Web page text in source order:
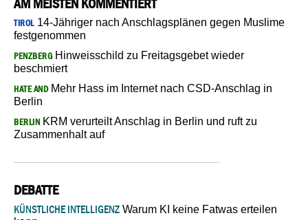
AM MEISTEN KOMMENTIERT
TIROL14-Jähriger nach Anschlagsplänen gegen Muslime
festgenommen
PENZBERGHinweisschild zu Freitagsgebet wieder
beschmiert
HATE ANDMehr Hass im Internet nach CSD-Anschlag in
Berlin
BERLIN KRM verurteilt Anschlag in Berlin und ruft zu
Zusammenhalt auf
DEBATTE
KÜNSTLICHE INTELLIGENZ Warum KI keine Fatwas erteilen